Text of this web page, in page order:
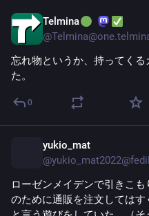
Telmina
@
忘れ物というか、持ってくる
た。
0
yukio_mat
@
ローゼンメイデンで引きこ
のために通販を注文しては